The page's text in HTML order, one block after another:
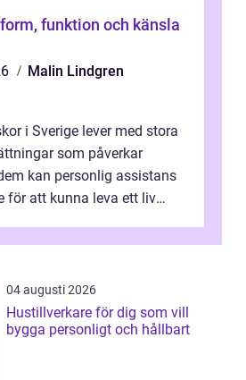
funktion och känsla
Malin Lindgren
i Sverige lever med stora
som påverkar
kan personlig assistans
för att kunna leva ett liv
04 augusti 2026
Hustillverkare för dig som vill
bygga personligt och hållbart